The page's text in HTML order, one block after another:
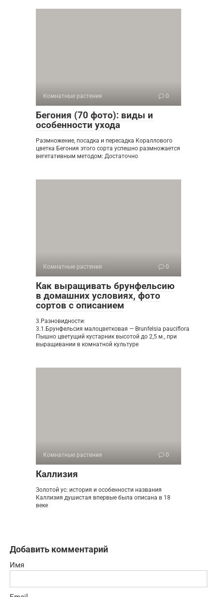
Комнатные растения 0
Бегония (70 фото): виды и
особенности ухода
Размножение, посадка и пересадка Кораллового
цветка Бегония этого сорта успешно размножается
вегетативным методом: Достаточно
Комнатные растения 0
Как выращивать брунфельсию
в домашних условиях, фото
сортов с описанием
3.Разновидности:
3.1.Брунфельсия малоцветковая — Brunfelsia pauciflora
Пышно цветущий кустарник высотой до 2,5 м., при
выращивании в комнатной культуре
Комнатные растения 0
Каллизия
Золотой ус: история и особенности названия
Каллизия душистая впервые была описана в 18
веке
Добавить комментарий
Имя